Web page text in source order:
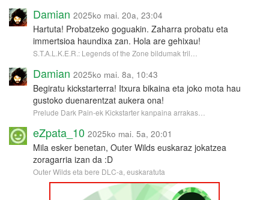
Damian 2025ko mai. 20a, 23:04
Hartuta! Probatzeko goguakin. Zaharra probatu eta
immertsioa haundixa zan. Hola are gehixau!
S.T.A.L.K.E.R.: Legends of the Zone bildumak tril…
Damian 2025ko mai. 8a, 10:43
Begiratu kickstarterra! Itxura bikaina eta joko mota hau
gustoko duenarentzat aukera ona!
Prelude Dark Pain-ek Kickstarter kanpaina arrakas…
eZpata_10 2025ko mai. 5a, 20:01
Mila esker benetan, Outer Wilds euskaraz jokatzea
zoragarria izan da :D
Outer Wilds eta bere DLC-a, euskaratuta